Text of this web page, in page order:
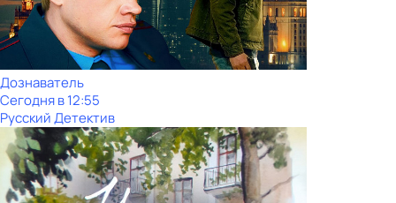
Дознаватель
Сегодня в 12:55
Русский Детектив